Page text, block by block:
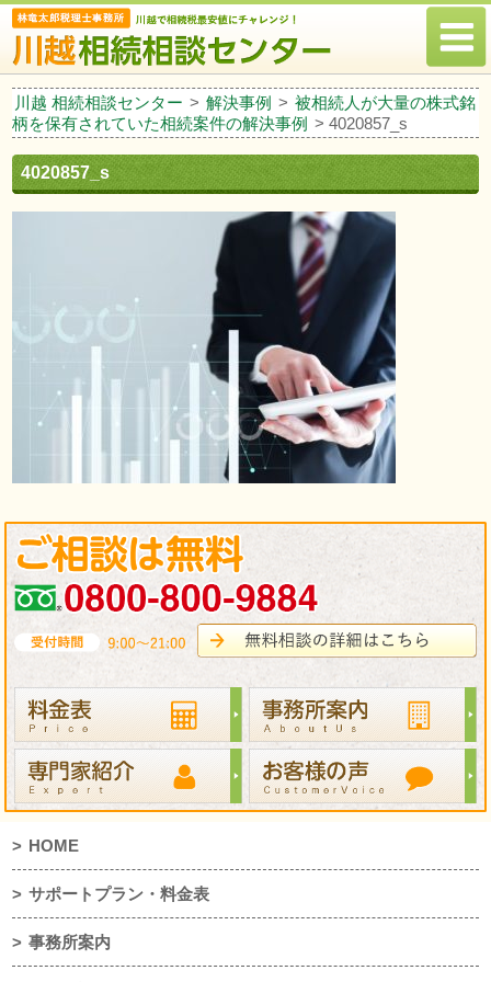
川越 相続相談センター > 解決事例 > 被相続人が大量の株式銘
柄を保有されていた相続案件の解決事例 >4020857_s
4020857_s
HOME
サポートプラン・料金表
事務所案内